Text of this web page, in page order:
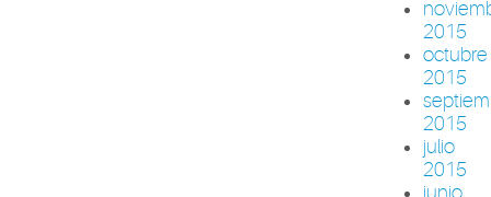
2015
octubre
2015
2015
julio
2015
junio